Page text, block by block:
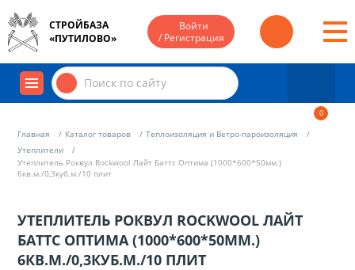
СТРОЙБАЗА
«ПУТИЛОВО»
Войти
/ Регистрация
0
Главная Каталог товаров
Теплоизоляция и Ветро-пароизоляция
Утеплители
Утеплитель Роквул Rockwool Лайт Баттс Оптима (1000*600*50мм.)
6кв.м./0,3куб.м./10 плит
УТЕПЛИТЕЛЬ РОКВУЛ ROCKWOOL ЛАЙТ
БАТТС ОПТИМА (1000*600*50ММ.)
6КВ.М./0,3КУБ.М./10 ПЛИТ